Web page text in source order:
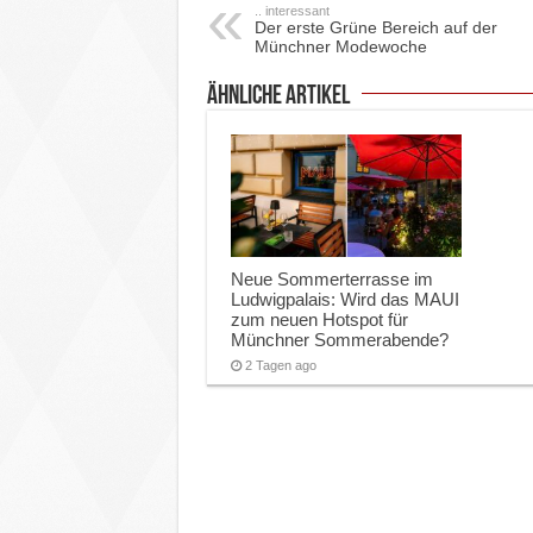
.. interessant
Der erste Grüne Bereich auf der
Münchner Modewoche
ähnliche Artikel
Neue Sommerterrasse im
Ludwigpalais: Wird das MAUI
zum neuen Hotspot für
Münchner Sommerabende?
2 Tagen ago